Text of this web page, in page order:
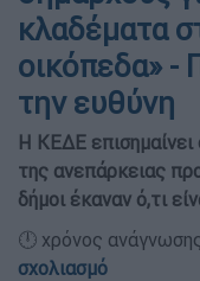
κλαδέματα
οικόπεδα» -
την ευθύνη
Η ΚΕΔΕ
της ανεπάρκειας
δήμοι έκαναν ό,τι
🕛 χρόνος
σχολιασμό